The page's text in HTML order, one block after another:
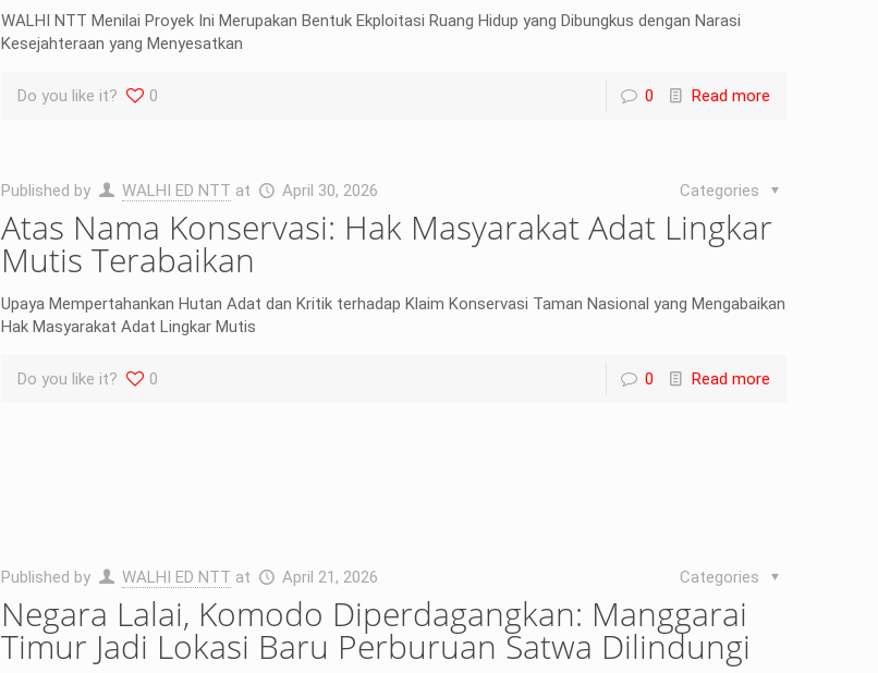
WALHI NTT Menilai Proyek Ini Merupakan Bentuk Ekploitasi Ruang Hidup yang Dibungkus dengan Narasi
Kesejahteraan yang Menyesatkan
Do you like it? 0 0 Read more
Published by WALHI ED NTT at April 30, 2026 Categories
Atas Nama Konservasi: Hak Masyarakat Adat Lingkar
Mutis Terabaikan
Upaya Mempertahankan Hutan Adat dan Kritik terhadap Klaim Konservasi Taman Nasional yang Mengabaikan
Hak Masyarakat Adat Lingkar Mutis
Do you like it? 0 0 Read more
Published by WALHI ED NTT at April 21, 2026 Categories
Negara Lalai, Komodo Diperdagangkan: Manggarai
Timur Jadi Lokasi Baru Perburuan Satwa Dilindungi